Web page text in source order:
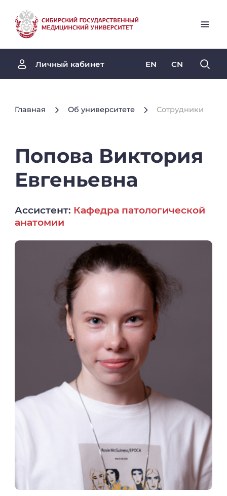
Личный кабинет EN CN
Главная Об университете Сотрудники
Попова Виктория
Евгеньевна
Ассистент: Кафедра патологической
анатомии